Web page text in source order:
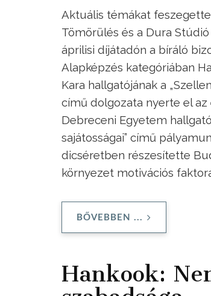
Aktuális témákat
Tömörülés és a Dura
áprilisi díjátadón a bíráló
Alapképzés kategóriában
Kara hallgatójának a
című dolgozata nyerte el
Debreceni Egyetem
sajátosságai” című
dicséretben részesítette
környezet motivációs
BŐVEBBEN ...
Hankook: